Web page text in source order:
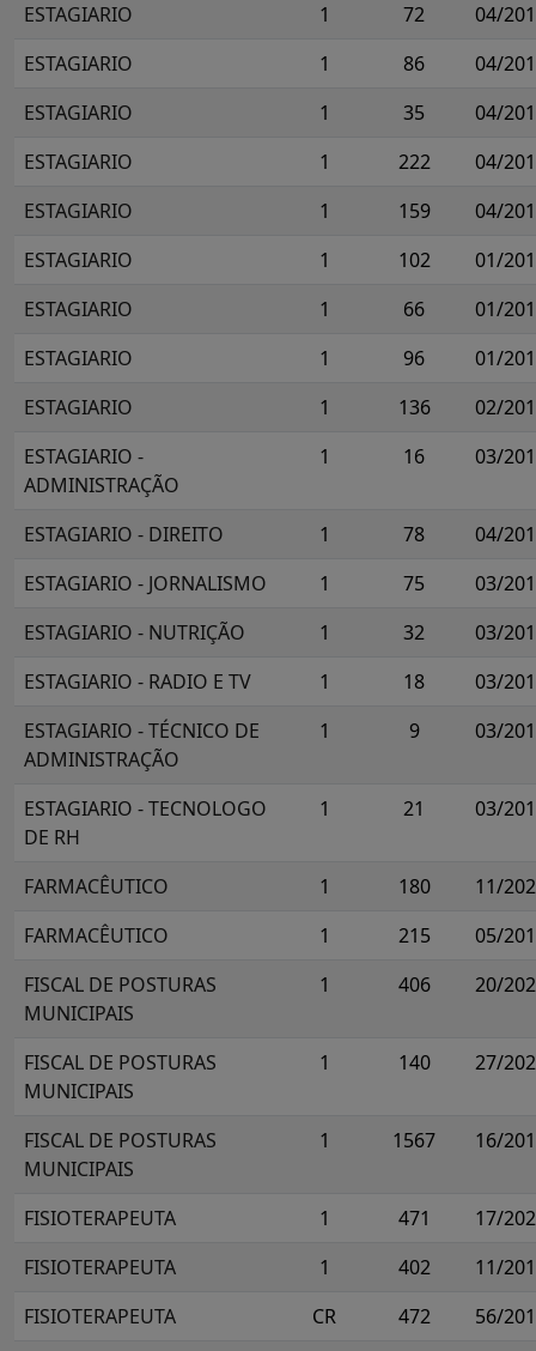
ESTAGIARIO 1 72
04/
ESTAGIARIO
1 86
04/
ESTAGIARIO
1 35
04/
ESTAGIARIO
1 222
04/
ESTAGIARIO
1 159
04/
ESTAGIARIO
1 102
01/
ESTAGIARIO
1 66
01/
ESTAGIARIO
1 96
01/
ESTAGIARIO
1 136
02/
ESTAGIARIO -
ADMINISTRAÇÃO
1 16 03/
ESTAGIARIO - DIREITO 1 78
04/
ESTAGIARIO - JORNALISMO
1 75
03/
ESTAGIARIO - NUTRIÇÃO
1 32
03/
ESTAGIARIO - RADIO E TV
1 18
03/
ESTAGIARIO - TÉCNICO DE
ADMINISTRAÇÃO
1 9 03/
ESTAGIARIO - TECNOLOGO
DE RH
1 21 03/
FARMACÊUTICO 1 180
11/
FARMACÊUTICO
1 215
05/
FISCAL DE POSTURAS
MUNICIPAIS
1 406 20/
FISCAL DE POSTURAS
MUNICIPAIS
1 140 27/
FISCAL DE POSTURAS
MUNICIPAIS
1 1567 16/
FISIOTERAPEUTA 1 471
17/
FISIOTERAPEUTA
1 402
11/
FISIOTERAPEUTA
CR 472
56/